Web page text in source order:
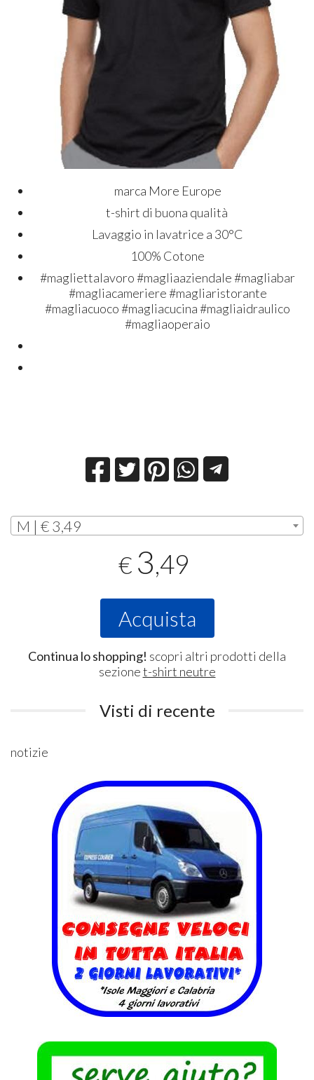
marca More Europe
t-shirt di buona qualità
Lavaggio in lavatrice a 30°C
100% Cotone
#magliettalavoro #magliaaziendale #magliabar
#magliacameriere #magliaristorante
#magliacuoco #magliacucina #magliaidraulico
#magliaoperaio
M | € 3,49
€ 3,49
Acquista
Continua lo shopping! scopri altri prodotti della
sezionet-shirt neutre
Visti di recente
notizie